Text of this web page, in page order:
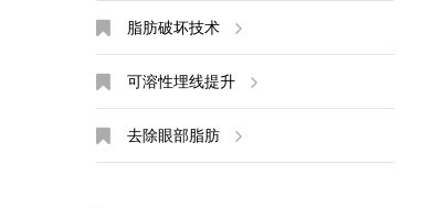
脂肪破坏技术
可溶性埋线提升
去除眼部脂肪